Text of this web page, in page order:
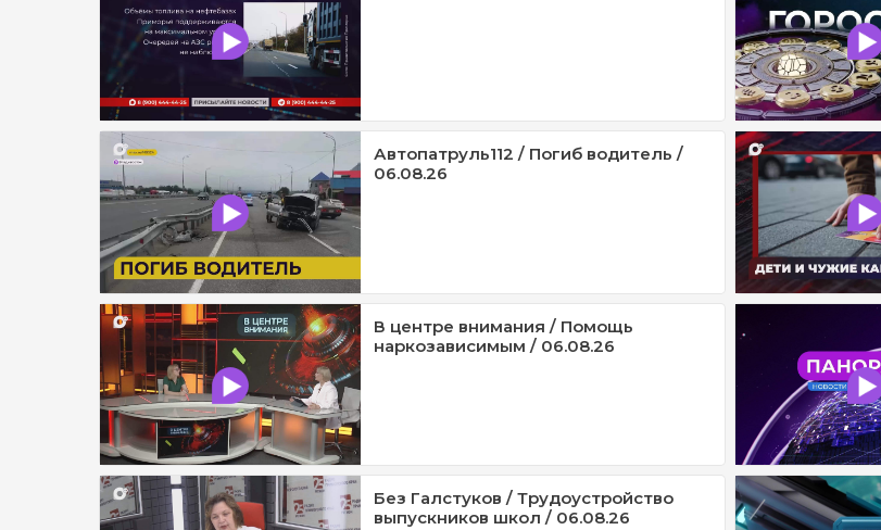
Автопатруль112 / Погиб водитель /
06.08.26
В центре внимания / Помощь
наркозависимым / 06.08.26
Без Галстуков / Трудоустройство
выпускников школ / 06.08.26